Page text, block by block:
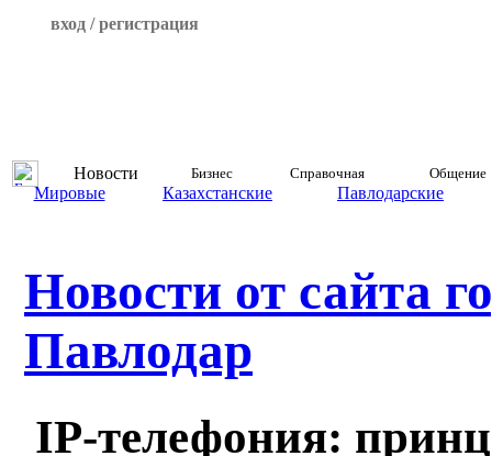
вход / регистрация
Новости Бизнес Справочная Общение
Мировые Казахстанские Павлодарские
Новости от сайта
Павлодар
IP-телефония: